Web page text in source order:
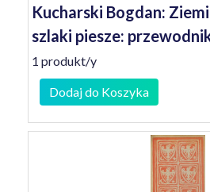
Kucharski Bogdan:
szlaki piesze:
1 produkt/y
Dodaj do Koszyka